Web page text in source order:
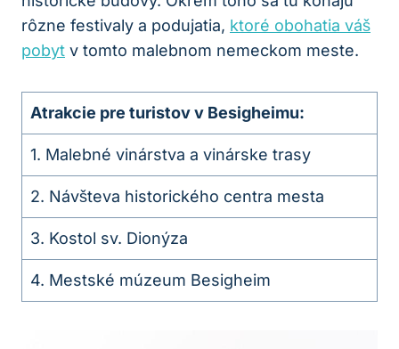
rôzne festivaly a podujatia, ktoré obohatia váš
pobyt v tomto malebnom nemeckom meste.
Atrakcie pre turistov v Besigheimu:
1. Malebné vinárstva a vinárske trasy
2. Návšteva historického centra mesta
3. Kostol sv. Dionýza
4. Mestské múzeum Besigheim